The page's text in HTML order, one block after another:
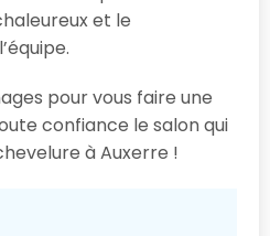
et le
pour vous faire une
confiance le salon qui
à Auxerre !